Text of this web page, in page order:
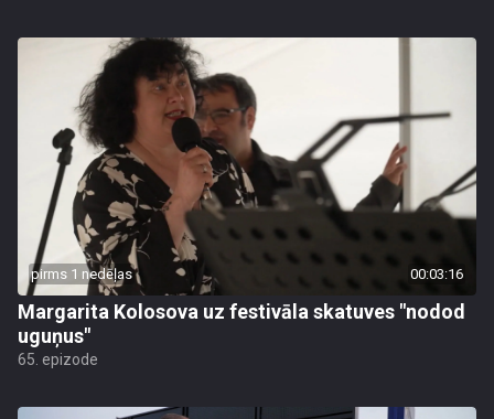
pirms 1 nedēļas 00:03:16
Margarita Kolosova uz festivāla skatuves "nodod
uguņus"
65. epizode